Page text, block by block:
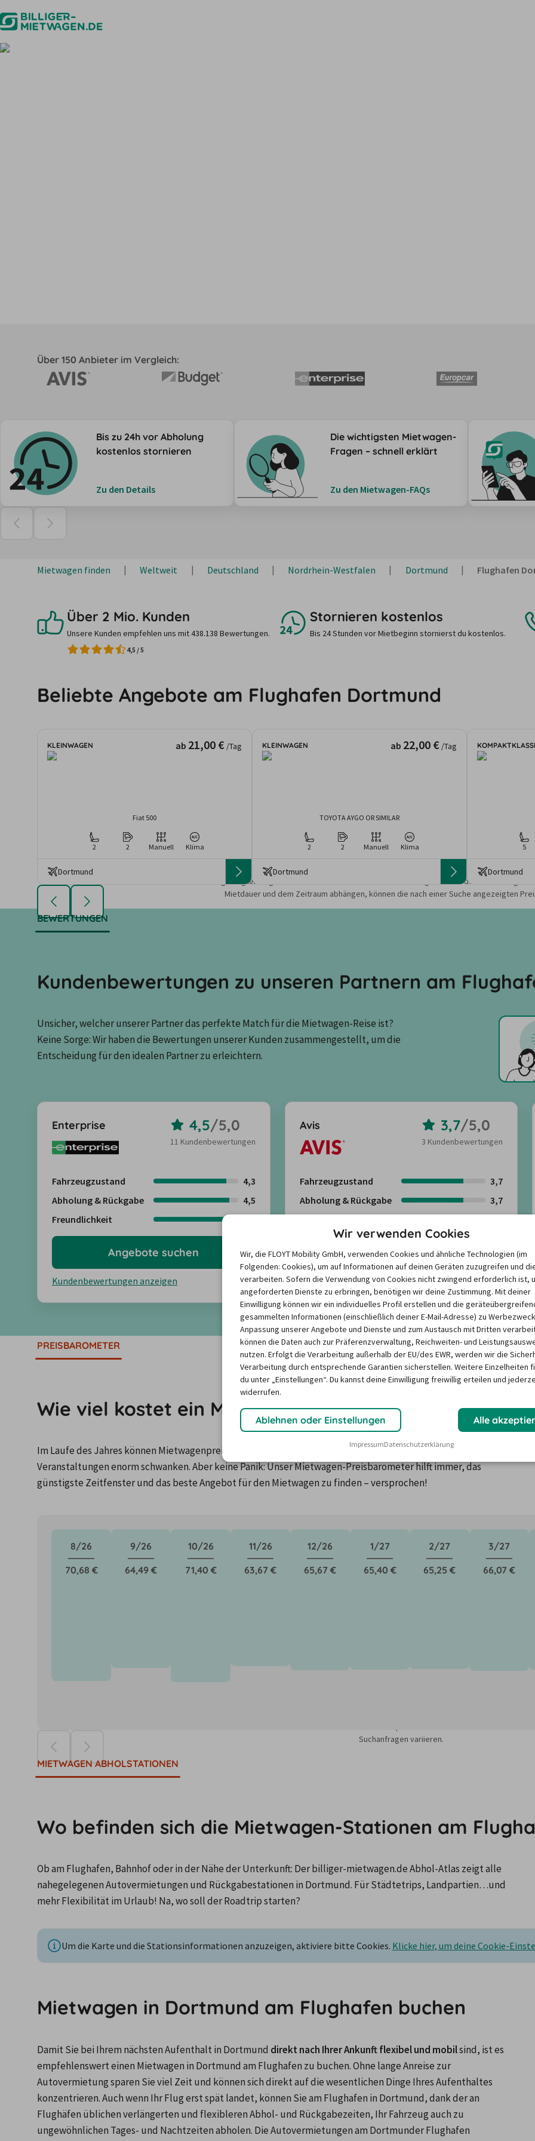
Über 150 Anbieter im Vergleich:
Bis zu 24h vor Abholung
kostenlos stornieren
Zu den Details
Die wichtigsten Mietwagen-
Fragen – schnell erklärt
Zu den Mietwagen-FAQs
Mietwagen finden Weltweit Deutschland Nordrhein-Westfalen Dortmund Flughafen
Über 2 Mio. Kunden
Unsere Kunden empfehlen uns mit 438.138 Bewertungen.
4,5 /5
Stornieren kostenlos
Bis 24 Stunden vor Mietbeginn stornierst du kostenlos.
Beliebte Angebote am Flughafen Dortmund
KLEINWAGEN ab 21,00 € /Tag
Fiat 500
2 2 Manuell Klima
Dortmund
KLEINWAGEN ab 22,00 € /Tag
TOYOTA AYGO OR SIMILAR
2 2 Manuell Klima
Dortmund
5
Dortmund
Die angezeigten Angebote und Preise basieren auf den Suchergebnissen der letzten Tage.
Mietdauer und dem Zeitraum abhängen, können die nach einer Suche angezeigten
BEWERTUNGEN
Kundenbewertungen zu unseren Partnern am
Unsicher, welcher unserer Partner das perfekte Match für die Mietwagen-Reise ist?
Keine Sorge: Wir haben die Bewertungen unserer Kunden zusammengestellt, um die
Entscheidung für den idealen Partner zu erleichtern.
Enterprise 4,5/5,0
11 Kundenbewertungen
Fahrzeugzustand
4,3
Abholung & Rückgabe
4,5
Freundlichkeit
Kundenbewertungen anzeigen
Angebote suchen
Avis 3,7/5,0
3 Kundenbewertungen
Fahrzeugzustand
3,7
Abholung & Rückgabe
3,7
Kundenbewertungen anzeigen
Angebote suchen
Mehr anzeigen
PREISBAROMETER
Wie viel kostet ein Mietwagen am Flughafen von
Im Laufe des Jahres können Mietwagenpreise durch Faktoren wie saisonale Nachfrage, Feiertage oder lokale
Veranstaltungen enorm schwanken. Aber keine Panik: Unser Mietwagen-Preisbarometer hilft immer, das
günstigste Zeitfenster und das beste Angebot für den Mietwagen zu finden – versprochen!
8/26
70,68 €
9/26
64,49 €
10/26
71,40 €
11/26
63,67 €
12/26
65,67 €
1/27
65,40 €
2/27
65,25 €
3/27
66,07 €
Suchanfragen variieren.
MIETWAGEN ABHOLSTATIONEN
Wo befinden sich die Mietwagen-Stationen am
Ob am Flughafen, Bahnhof oder in der Nähe der Unterkunft: Der billiger-mietwagen.de Abhol-Atlas zeigt alle
nahegelegenen Autovermietungen und Rückgabestationen in Dortmund. Für Städtetrips, Landpartien…und
mehr Flexibilität im Urlaub! Na, wo soll der Roadtrip starten?
Um die Karte und die Stationsinformationen anzuzeigen, aktiviere bitte Cookies. Klicke hier, um deine Cookie-
Mietwagen in Dortmund am Flughafen buchen
Damit Sie bei Ihrem nächsten Aufenthalt in Dortmund direkt nach Ihrer Ankunft flexibel und mobil sind, ist es
empfehlenswert einen Mietwagen in Dortmund am Flughafen zu buchen. Ohne lange Anreise zur
Autovermietung sparen Sie viel Zeit und können sich direkt auf die wesentlichen Dinge Ihres Aufenthaltes
konzentrieren. Auch wenn Ihr Flug erst spät landet, können Sie am Flughafen in Dortmund, dank der an
Flughäfen üblichen verlängerten und flexibleren Abhol- und Rückgabezeiten, Ihr Fahrzeug auch zu
ungewöhnlichen Tages- und Nachtzeiten abholen. Die Autovermietungen am Dortmunder Flughafen
Wir verwenden Cookies
Wir, die FLOYT Mobility GmbH, verwenden Cookies und ähnliche Technologien (im
Folgenden: Cookies), um auf Informationen auf deinen Geräten zuzugreifen und
verarbeiten. Sofern die Verwendung von Cookies nicht zwingend erforderlich ist,
angeforderten Dienste zu erbringen, benötigen wir deine Zustimmung. Mit deiner
Einwilligung können wir ein individuelles Profil erstellen und die
gesammelten Informationen (einschließlich deiner E-Mail-Adresse) zu
Anpassung unserer Angebote und Dienste und zum Austausch mit Dritten
können die Daten auch zur Präferenzverwaltung, Reichweiten- und
nutzen. Erfolgt die Verarbeitung außerhalb der EU/des EWR, werden wir die
Verarbeitung durch entsprechende Garantien sicherstellen. Weitere Einzelheiten
du unter „Einstellungen“. Du kannst deine Einwilligung freiwillig erteilen und
widerrufen.
Ablehnen oder Einstellungen Alle
ImpressumDatenschutzerklärung